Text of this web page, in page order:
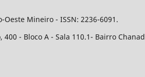
Mineiro - ISSN: 2236-6091.
400 - Bloco A - Sala 110.1- Bairro